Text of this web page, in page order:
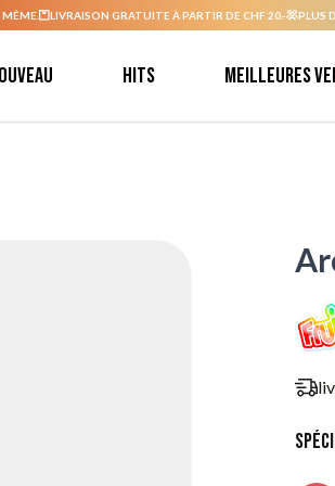
LIVRAISON GRATUITE À PARTIR DE CHF 20.- PLUS
Hits Meilleures